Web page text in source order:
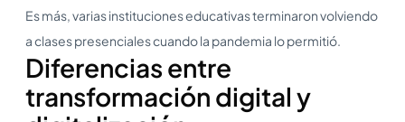
Es más, varias instituciones educativas terminaron volviendo
a clases presenciales cuando la pandemia lo permitió.
Diferencias entre
transformación digital y